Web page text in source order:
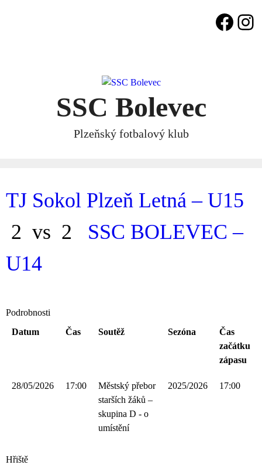
SSC Bolevec
Plzeňský fotbalový klub
TJ Sokol Plzeň Letná – U15
2 vs 2
SSC BOLEVEC –
U14
Podrobnosti
Datum
Čas Soutěž Sezóna
Čas
začátku
zápasu
28/05/2026 17:00
Městský přebor
starších žáků –
skupina D - o
umístění
2025/2026 17:00
Hřiště